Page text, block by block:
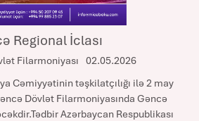
Regional İclası
Filarmoniyası
02.05.2026
Cəmiyyətinin təşkilatçılığı ilə 2 may
Dövlət Filarmoniyasında Gəncə
Azərbaycan Respublikası